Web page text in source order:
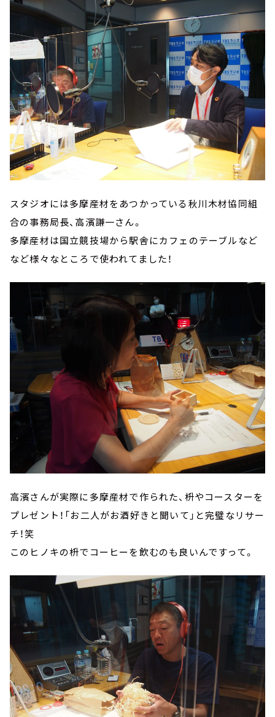
スタジオには多摩産材をあつかっている秋川木材協同組
合の事務局長、高濱謙一さん。
多摩産材は国立競技場から駅舎にカフェのテーブルなど
など様々なところで使われてました！
高濱さんが実際に多摩産材で作られた、枡やコースターを
プレゼント！「お二人がお酒好きと聞いて」と完璧なリサー
チ！笑
このヒノキの枡でコーヒーを飲むのも良いんですって。